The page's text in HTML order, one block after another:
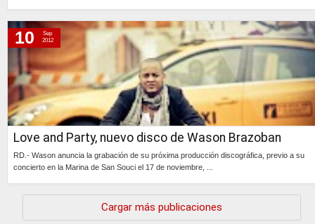
Love and Party, nuevo disco de Wason Brazoban
RD.- Wason anuncia la grabación de su próxima producción discográfica, previo a su
concierto en la Marina de San Souci el 17 de noviembre, ...
10
Sep
2012
Cargar más publicaciones